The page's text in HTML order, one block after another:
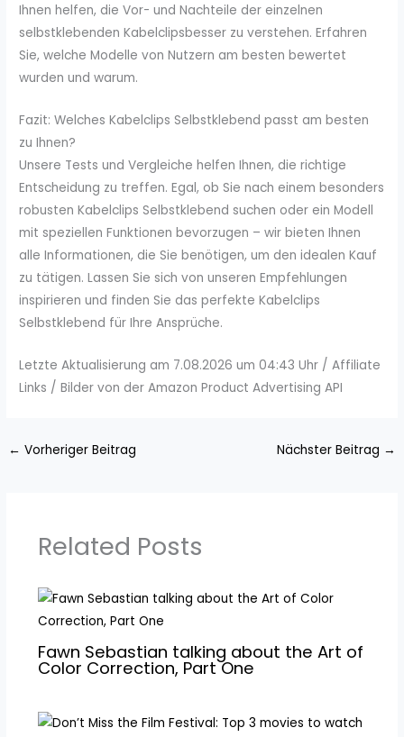
Ihnen helfen, die Vor- und Nachteile der einzelnen
selbstklebenden Kabelclipsbesser zu verstehen. Erfahren
Sie, welche Modelle von Nutzern am besten bewertet
wurden und warum.
Fazit: Welches Kabelclips Selbstklebend passt am besten
zu Ihnen?
Unsere Tests und Vergleiche helfen Ihnen, die richtige
Entscheidung zu treffen. Egal, ob Sie nach einem besonders
robusten Kabelclips Selbstklebend suchen oder ein Modell
mit speziellen Funktionen bevorzugen – wir bieten Ihnen
alle Informationen, die Sie benötigen, um den idealen Kauf
zu tätigen. Lassen Sie sich von unseren Empfehlungen
inspirieren und finden Sie das perfekte Kabelclips
Selbstklebend für Ihre Ansprüche.
Letzte Aktualisierung am 7.08.2026 um 04:43 Uhr / Affiliate
Links / Bilder von der Amazon Product Advertising API
← Vorheriger Beitrag Nächster Beitrag →
Related Posts
Fawn Sebastian talking about the Art of
Color Correction, Part One